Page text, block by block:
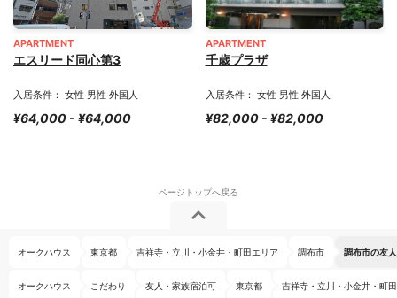
APARTMENT
エスリード同心第3
入居条件： 女性 男性 外国人
¥64,000 - ¥64,000
APARTMENT
千歳プラザ
入居条件： 女性 男性 外国人
¥82,000 - ¥82,000
オークハウス 東京都 吉祥寺・立川・小金井・町田エリア 調布市 調布市の友
オークハウス こだわり 友人・家族宿泊可 東京都 吉祥寺・立川・小金井・町